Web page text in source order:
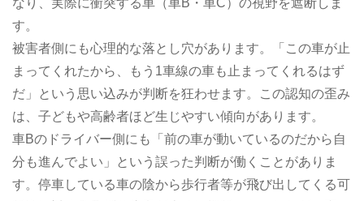
なり、実際に衝突する車（車B・車C）の視野を遮断しま
す。
被害者側にも心理的な落とし穴があります。「この車が止
まってくれたから、もう1車線の車も止まってくれるはず
だ」という思い込みが判断を狂わせます。この認知の歪み
は、子どもや高齢者ほど生じやすい傾向があります。
車Bのドライバー側にも「前の車が動いているのだから自
分も進んでよい」という誤った判断が働くことがありま
す。停車している車の陰から歩行者等が飛び出してくる可